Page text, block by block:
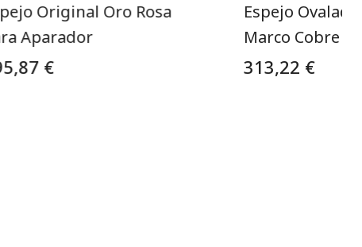
Original Oro Rosa
Aparador
€
Espejo
Marco Cobre
313,22 €